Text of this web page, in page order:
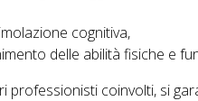
cognitiva,
delle abilità fisiche e
professionisti coinvolti, si